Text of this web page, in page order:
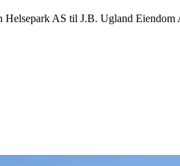
AS til J.B. Ugland